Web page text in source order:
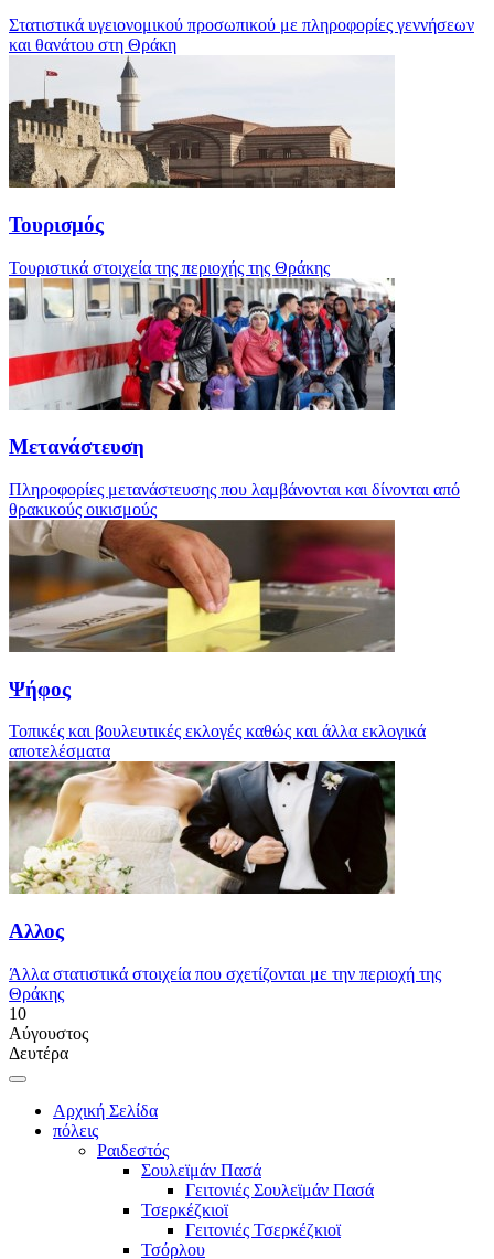
Στατιστικά υγειονομικού προσωπικού με πληροφορίες γεννήσεων
και θανάτου στη Θράκη
Τουρισμός
Τουριστικά στοιχεία της περιοχής της Θράκης
Μετανάστευση
Πληροφορίες μετανάστευσης που λαμβάνονται και δίνονται από
θρακικούς οικισμούς
Ψήφος
Τοπικές και βουλευτικές εκλογές καθώς και άλλα εκλογικά
αποτελέσματα
Αλλος
Άλλα στατιστικά στοιχεία που σχετίζονται με την περιοχή της
Θράκης
10
Αύγουστος
Δευτέρα
Αρχική Σελίδα
πόλεις
Ραιδεστός
Σουλεϊμάν Πασά
Γειτονιές Σουλεϊμάν Πασά
Τσερκέζκιοϊ
Γειτονιές Τσερκέζκιοϊ
Τσόρλου